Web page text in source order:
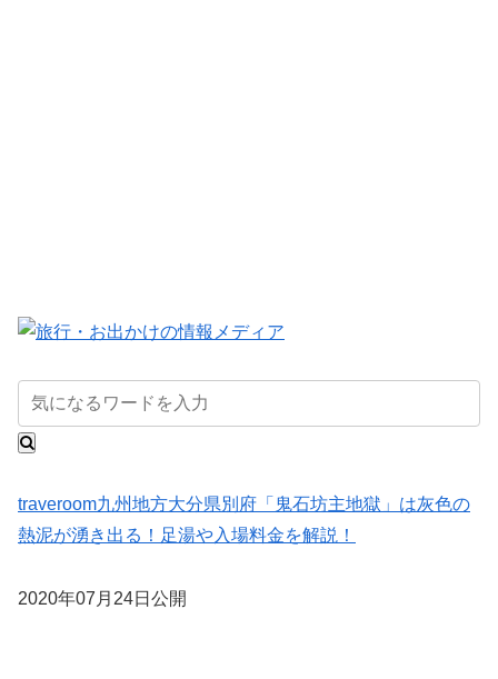
traveroom九州地方大分県別府「鬼石坊主地獄」は灰色の
熱泥が湧き出る！足湯や入場料金を解説！
2020年07月24日公開